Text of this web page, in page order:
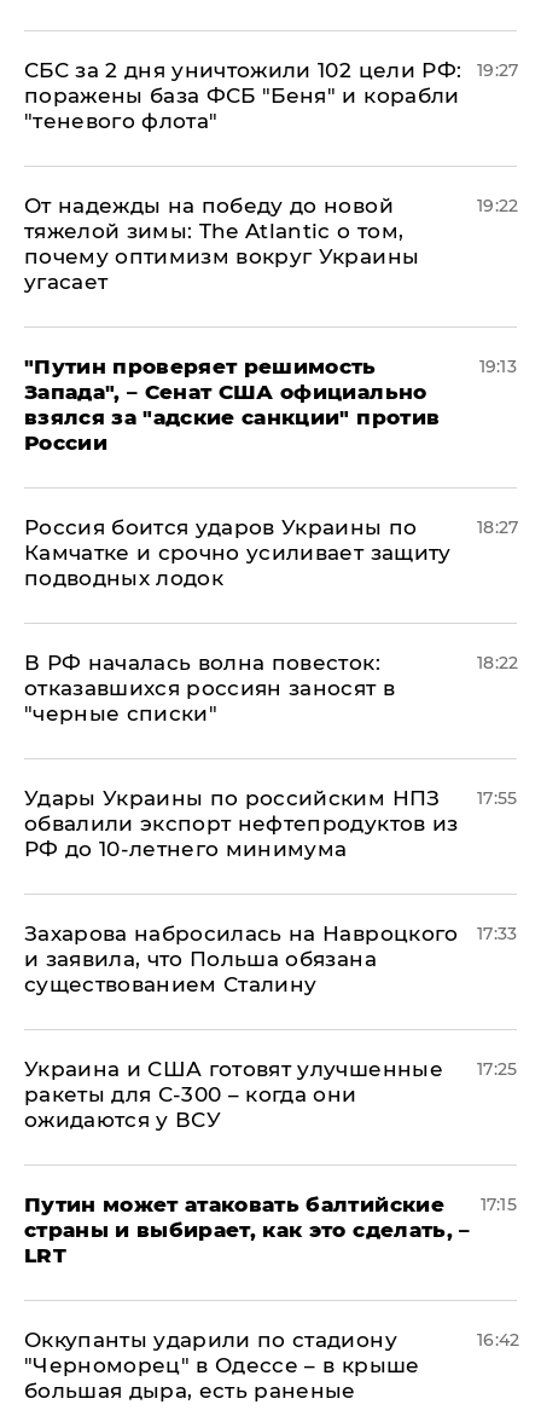
СБС за 2 дня уничтожили 102 цели РФ:
поражены база ФСБ "Беня" и корабли
"теневого флота"
19:27
От надежды на победу до новой
тяжелой зимы: The Atlantic о том,
почему оптимизм вокруг Украины
угасает
19:22
"Путин проверяет решимость
Запада", – Сенат США официально
взялся за "адские санкции" против
России
19:13
Россия боится ударов Украины по
Камчатке и срочно усиливает защиту
подводных лодок
18:27
​В РФ началась волна повесток:
отказавшихся россиян заносят в
"черные списки"
18:22
Удары Украины по российским НПЗ
обвалили экспорт нефтепродуктов из
РФ до 10-летнего минимума
17:55
​Захарова набросилась на Навроцкого
и заявила, что Польша обязана
существованием Сталину
17:33
Украина и США готовят улучшенные
ракеты для С-300 – когда они
ожидаются у ВСУ
17:25
Путин может атаковать балтийские
страны и выбирает, как это сделать, –
LRT
17:15
Оккупанты ударили по стадиону
"Черноморец" в Одессе – в крыше
большая дыра, есть раненые
16:42